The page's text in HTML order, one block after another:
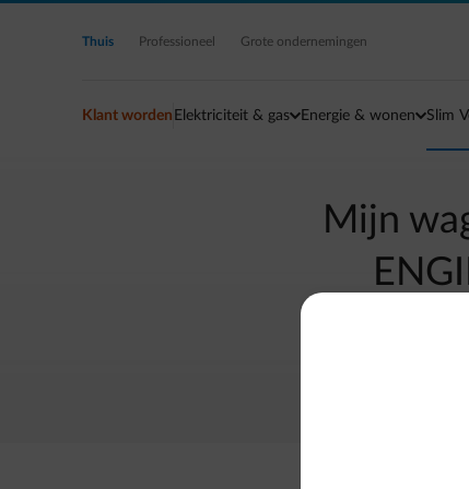
Ga naar de hoofdinhoud
Thuis Professioneel Grote ondernemingen
Klant worden Elektriciteit & gas Energie & wonen Slim
Mijn